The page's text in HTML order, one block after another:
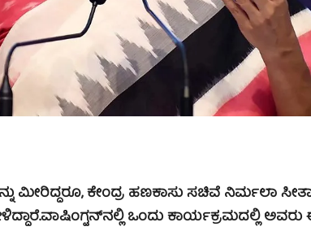
ಮೀರಿದ್ದರೂ, ಕೇಂದ್ರ ಹಣಕಾಸು ಸಚಿವೆ ನಿರ್ಮಲಾ
ವಾಷಿಂಗ್ಟನ್‌ನಲ್ಲಿ ಒಂದು ಕಾರ್ಯಕ್ರಮದಲ್ಲಿ ಅವರು